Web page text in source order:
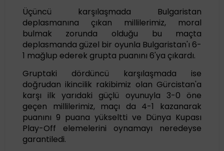
Üçüncü karşılaşmada Bulgaristan
deplasmanına çıkan millilerimiz, moral
bulmak zorunda olduğu bu maçta
deplasmanda güzel bir oyunla Bulgaristan'ı 6-
1 mağlup ederek grupta puanını 6'ya çıkardı.
Gruptaki dördüncü karşılaşmada ise
doğrudan ikincilik rakibimiz olan Gürcistan'a
karşı ilk yarıdaki güçlü oyunuyla 3-0 öne
geçen millilerimiz, maçı da 4-1 kazanarak
puanını 9 puana yükseltti ve Dünya Kupası
Play-Off elemelerini oynamayı neredeyse
garantiledi.